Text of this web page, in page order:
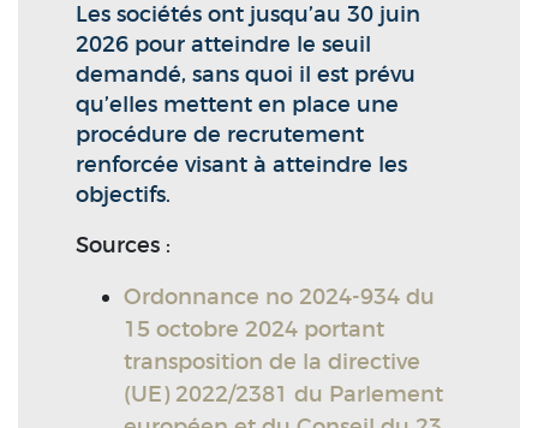
Les sociétés ont jusqu’au 30 juin
2026 pour atteindre le seuil
demandé, sans quoi il est prévu
qu’elles mettent en place une
procédure de recrutement
renforcée visant à atteindre les
objectifs.
Sources :
Ordonnance no 2024-934 du
15 octobre 2024 portant
transposition de la directive
(UE) 2022/2381 du Parlement